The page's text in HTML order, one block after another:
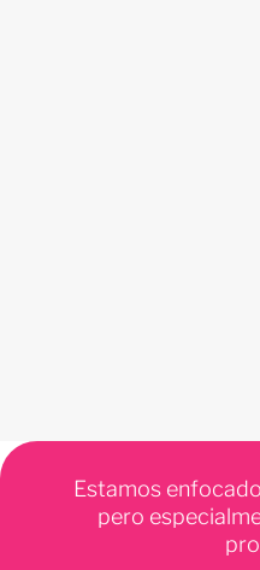
Estamos
pero